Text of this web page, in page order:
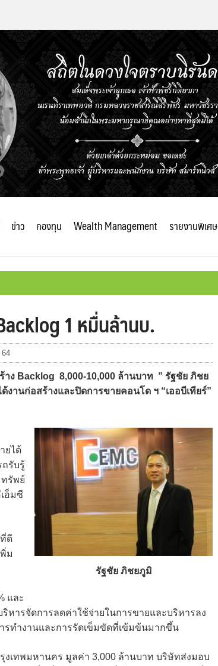
ข่าว กองทุน Wealth Management รายงานพิเศษ
1 หมื่นล้านบ.
าง Backlog 8,000-10,000 ล้านบาท ” รัฐชัย ภิชย
งานก่อสร้างและปิดการขายคอนโด ฯ “เออบีเทียร์”
รัฐชัย ภิชยภูมิ
ยได้
ถรับรู้
ทรัพย์
อ็มซี
ดี
ม
และ
หารจัดการลดค่าใช้จ่ายในการขายและบริหารลง
รทำงานและการรัดเข็มขัดที่เข้มข้นมากขึ้น
งเทพมหานคร มูลค่า 3,000 ล้านบาท บริษัทส่งมอบ